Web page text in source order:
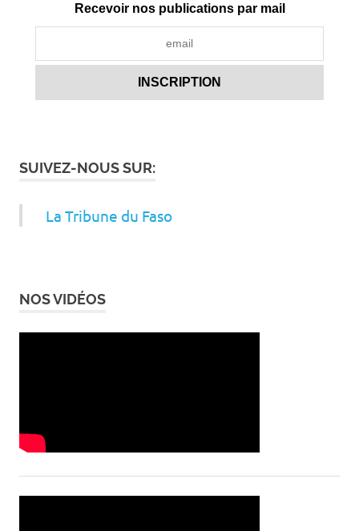
Recevoir nos publications par mail
SUIVEZ-NOUS SUR:
La Tribune du Faso
NOS VIDÉOS